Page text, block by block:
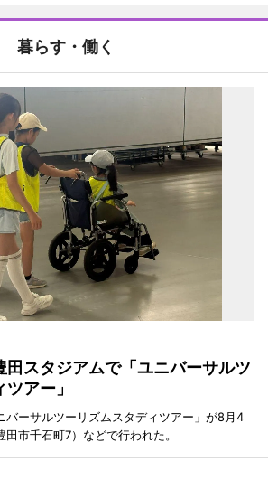
暮らす・働く
田スタジアムで「ユニバーサルツ
アー」
バーサルツーリズムスタディツアー」が8月4
市千石町7）などで行われた。